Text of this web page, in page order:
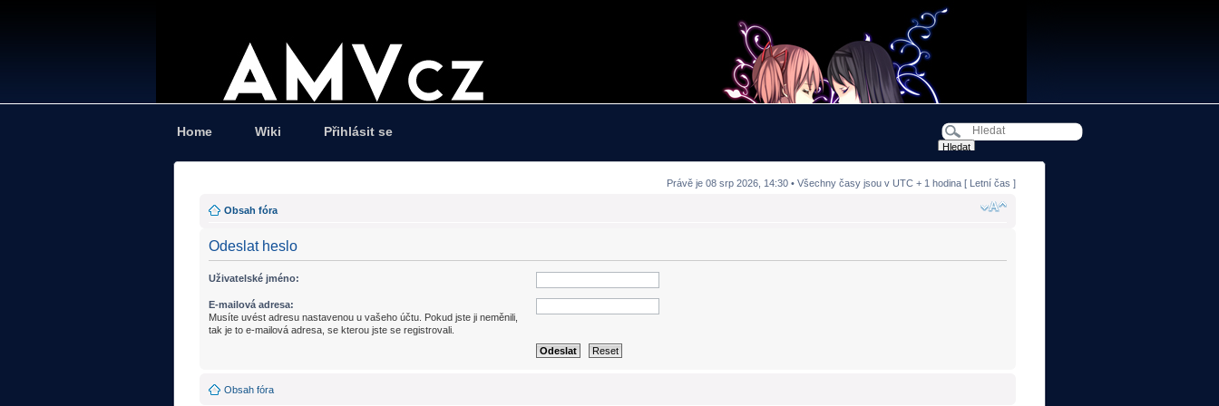
Home Wiki Přihlásit se
Právě je 08 srp 2026, 14:30 • Všechny časy jsou v UTC + 1 hodina [ Letní čas ]
Obsah fóra
Odeslat heslo
Uživatelské jméno:
E-mailová adresa:
Musíte uvést adresu nastavenou u vašeho účtu. Pokud jste ji neměnili,
tak je to e-mailová adresa, se kterou jste se registrovali.
Obsah fóra